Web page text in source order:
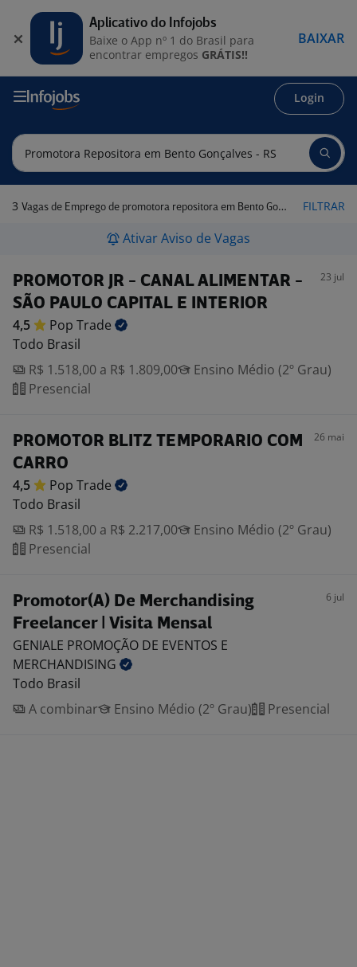
Login
3 Vagas de Emprego de promotora repositora em Bento Gonçalves - RS FILTRAR
Ativar Aviso de Vagas
PROMOTOR JR - CANAL ALIMENTAR -
SÃO PAULO CAPITAL E INTERIOR
23 jul
4,5 Pop Trade
Todo Brasil
R$ 1.518,00 a R$ 1.809,00
Ensino Médio (2º Grau)
Presencial
PROMOTOR BLITZ TEMPORARIO COM
CARRO
26 mai
4,5 Pop Trade
Todo Brasil
R$ 1.518,00 a R$ 2.217,00
Ensino Médio (2º Grau)
Presencial
Promotor(A) De Merchandising
Freelancer | Visita Mensal
6 jul
GENIALE PROMOÇÃO DE EVENTOS E
MERCHANDISING
Todo Brasil
A combinar
Ensino Médio (2º Grau) Presencial
Aplicativo do Infojobs
Baixe o App nº 1 do Brasil para
encontrar empregos GRÁTIS!!
BAIXAR